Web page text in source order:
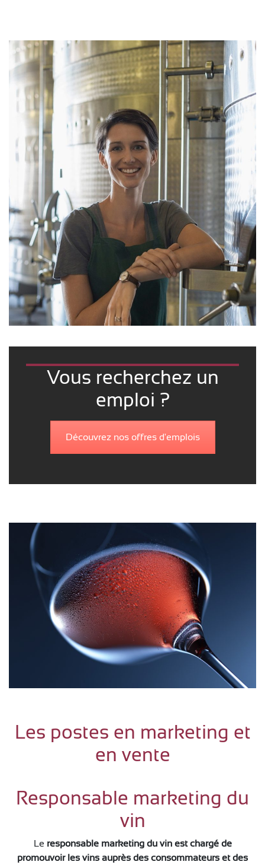
Vous recherchez un
emploi ?
Découvrez nos offres d'emplois
Les postes en marketing et
en vente
Responsable marketing du
vin
Le responsable marketing du vin est chargé de
promouvoir les vins auprès des consommateurs et des